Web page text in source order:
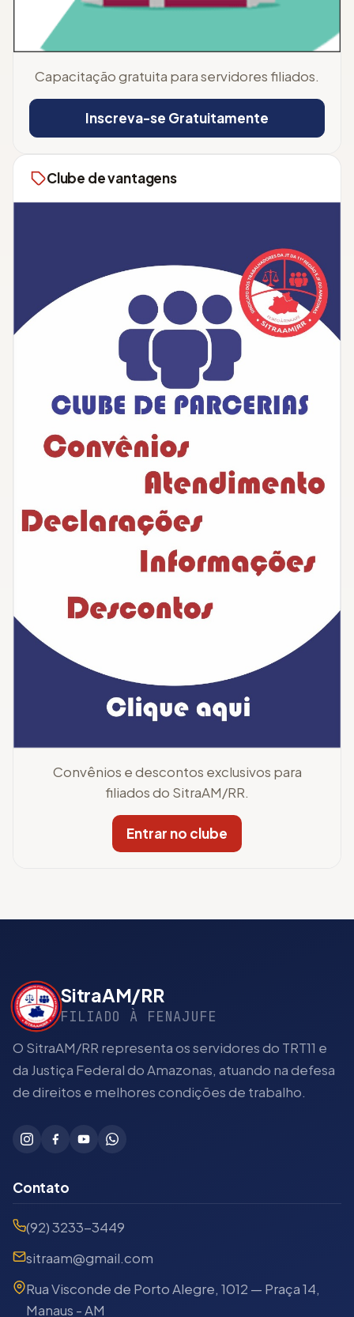
Capacitação gratuita para servidores filiados.
Inscreva-se Gratuitamente
Clube de vantagens
Convênios e descontos exclusivos para
filiados do SitraAM/RR.
Entrar no clube
SitraAM/RR
FILIADO À FENAJUFE
O SitraAM/RR representa os servidores do TRT11 e
da Justiça Federal do Amazonas, atuando na defesa
de direitos e melhores condições de trabalho.
Contato
(92) 3233-3449
sitraam@gmail.com
Rua Visconde de Porto Alegre, 1012 — Praça 14,
Manaus - AM